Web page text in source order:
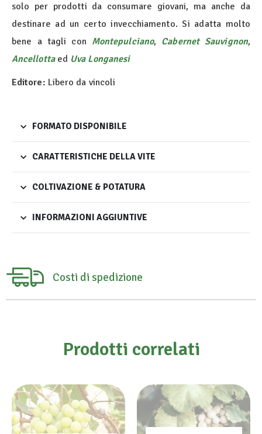
solo per prodotti da consumare giovani, ma anche da
destinare ad un certo invecchiamento. Si adatta molto
bene a tagli con Montepulciano, Cabernet Sauvignon,
Ancellottaed Uva Longanesi
Editore: Libero da vincoli
FORMATO DISPONIBILE
CARATTERISTICHE DELLA VITE
COLTIVAZIONE & POTATURA
INFORMAZIONI AGGIUNTIVE
Costi di spedizione
Prodotti correlati